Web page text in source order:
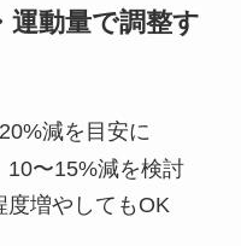
運動量で調整す
減を目安に
10〜15%減を検討
度増やしてもOK